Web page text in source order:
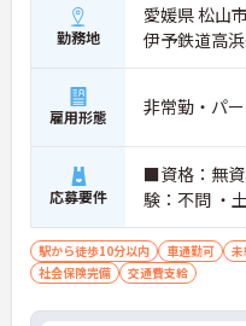
勤務地
愛媛県 松山
伊予鉄道高
雇用形態 非常勤・パ
応募要件
■資格：無
験：不問 ・
駅から徒歩10分以内 車通勤可
社会保険完備
交通費支給